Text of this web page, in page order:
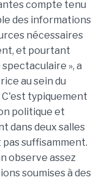
compte tenu
des informations
nécessaires
et pourtant
», a
au sein du
typiquement
politique et
dans deux salles
suffisamment.
observe assez
soumises à des